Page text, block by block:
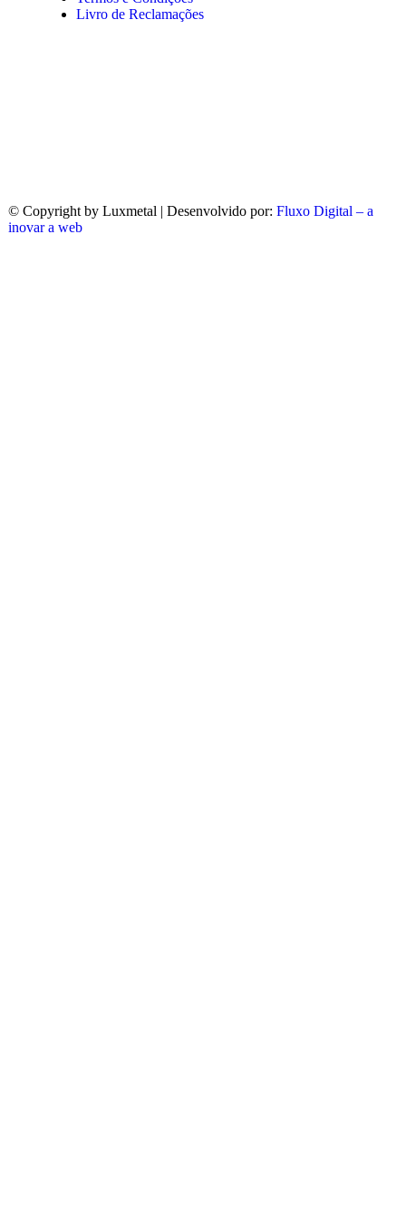
Livro de Reclamações
© Copyright by Luxmetal | Desenvolvido por: Fluxo Digital – a
inovar a web